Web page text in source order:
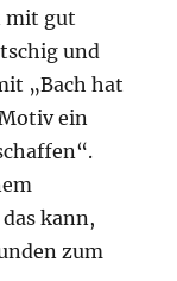
mit gut
und
„Bach hat
ein
kann,
zum